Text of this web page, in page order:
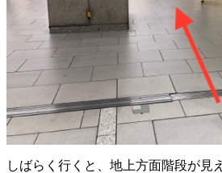
しばらく行くと、地上方面階段が見